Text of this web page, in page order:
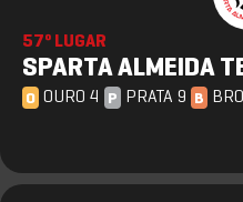
57º LUGAR
SPARTA ALMEIDA
O OURO 4 P PRATA 9 B